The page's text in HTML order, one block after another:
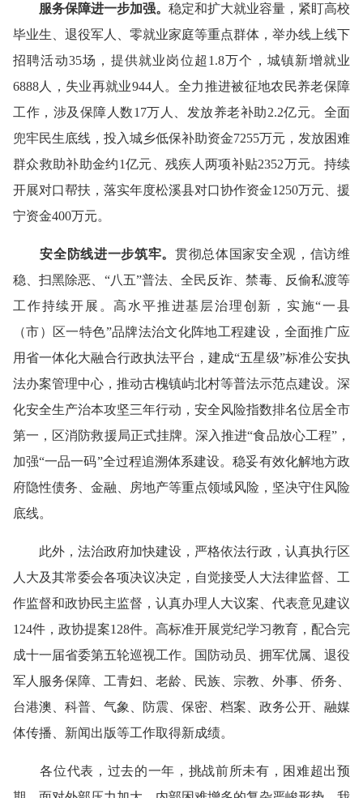
服务保障进一步加强。 稳定和扩大就业容量，紧盯高校
毕业生、退役军人、零就业家庭等重点群体，举办线上线下
招聘活动35场，提供就业岗位超1.8万个，城镇新增就业
6888人，失业再就业944人。全力推进被征地农民养老保障
工作，涉及保障人数17万人、发放养老补助2.2亿元。全面
兜牢民生底线，投入城乡低保补助资金7255万元，发放困难
群众救助补助金约1亿元、残疾人两项补贴2352万元。持续
开展对口帮扶，落实年度松溪县对口协作资金1250万元、援
宁资金400万元。
安全防线进一步筑牢。贯彻总体国家安全观，信访维
稳、扫黑除恶、“八五”普法、全民反诈、禁毒、反偷私渡等
工作持续开展。高水平推进基层治理创新，实施“一县
（市）区一特色”品牌法治文化阵地工程建设，全面推广应
用省一体化大融合行政执法平台，建成“五星级”标准公安执
法办案管理中心，推动古槐镇屿北村等普法示范点建设。深
化安全生产治本攻坚三年行动，安全风险指数排名位居全市
第一，区消防救援局正式挂牌。深入推进“食品放心工程”，
加强“一品一码”全过程追溯体系建设。稳妥有效化解地方政
府隐性债务、金融、房地产等重点领域风险，坚决守住风险
底线。
此外，法治政府加快建设，严格依法行政，认真执行区
人大及其常委会各项决议决定，自觉接受人大法律监督、工
作监督和政协民主监督，认真办理人大议案、代表意见建议
124件，政协提案128件。高标准开展党纪学习教育，配合完
成十一届省委第五轮巡视工作。国防动员、拥军优属、退役
军人服务保障、工青妇、老龄、民族、宗教、外事、侨务、
台港澳、科普、气象、防震、保密、档案、政务公开、融媒
体传播、新闻出版等工作取得新成绩。
各位代表，过去的一年，挑战前所未有，困难超出预